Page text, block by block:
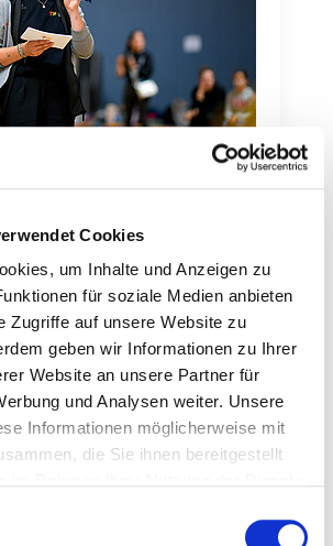
Cookies
um Inhalte und Anzeigen zu
für soziale Medien anbieten
Zugriffe auf unsere Website zu
geben wir Informationen zu Ihrer
Website an unsere Partner für
und Analysen weiter. Unsere
Informationen möglicherweise mit
die Sie ihnen bereitgestellt
Turn-Jugend
2026 findet die Voll-
Turn-Jugend statt.
ist ein wichtiges
Hessischen…
weiterlesen